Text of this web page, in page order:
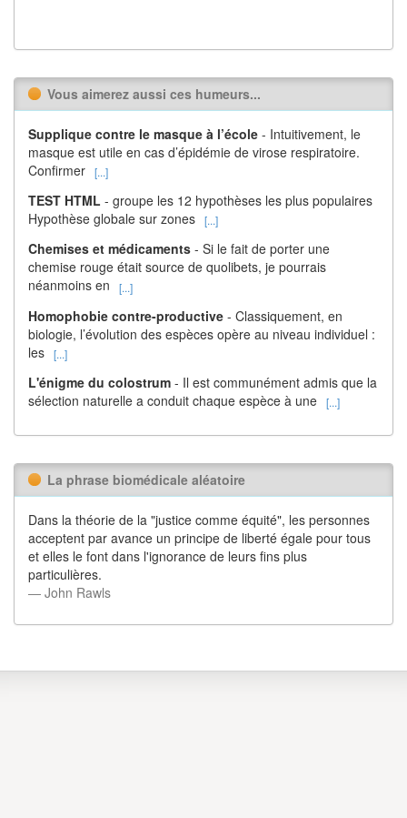
Vous aimerez aussi ces humeurs...
Supplique contre le masque à l’école - Intuitivement, le
masque est utile en cas d’épidémie de virose respiratoire.
Confirmer [...]
TEST HTML - groupe les 12 hypothèses les plus populaires
Hypothèse globale sur zones [...]
Chemises et médicaments - Si le fait de porter une
chemise rouge était source de quolibets, je pourrais
néanmoins en
[...]
Homophobie contre-productive - Classiquement, en
biologie, l’évolution des espèces opère au niveau individuel :
les [...]
L'énigme du colostrum - Il est communément admis que la
sélection naturelle a conduit chaque espèce à une [...]
La phrase biomédicale aléatoire
Dans la théorie de la "justice comme équité", les personnes
acceptent par avance un principe de liberté égale pour tous
et elles le font dans l'ignorance de leurs fins plus
particulières.
― John Rawls